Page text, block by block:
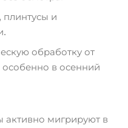
плинтусы и
обработку от
особенно в осенний
активно мигрируют в